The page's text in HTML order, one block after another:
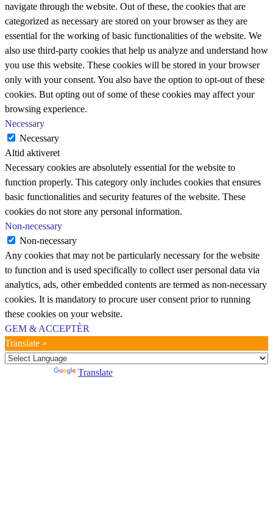
navigate through the website. Out of these, the cookies that are
categorized as necessary are stored on your browser as they are
essential for the working of basic functionalities of the website. We
also use third-party cookies that help us analyze and understand how
you use this website. These cookies will be stored in your browser
only with your consent. You also have the option to opt-out of these
cookies. But opting out of some of these cookies may affect your
browsing experience.
Necessary
Necessary
Altid aktiveret
Necessary cookies are absolutely essential for the website to
function properly. This category only includes cookies that ensures
basic functionalities and security features of the website. These
cookies do not store any personal information.
Non-necessary
Non-necessary
Any cookies that may not be particularly necessary for the website
to function and is used specifically to collect user personal data via
analytics, ads, other embedded contents are termed as non-necessary
cookies. It is mandatory to procure user consent prior to running
these cookies on your website.
GEM & ACCEPTÈR
Translate »
Translate